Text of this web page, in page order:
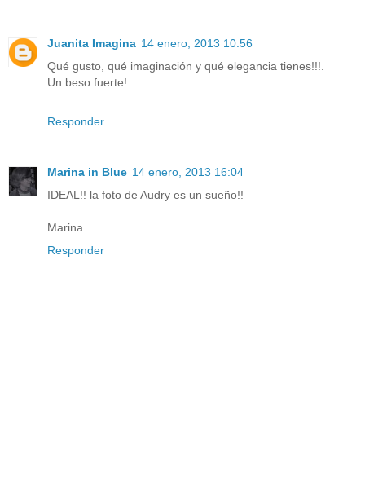
Juanita Imagina 14 enero, 2013 10:56
Qué gusto, qué imaginación y qué elegancia tienes!!!.
Un beso fuerte!
Responder
Marina in Blue 14 enero, 2013 16:04
IDEAL!! la foto de Audry es un sueño!!
Marina
Responder